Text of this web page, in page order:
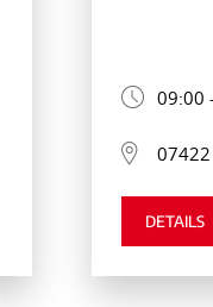
09:00
DETAILS